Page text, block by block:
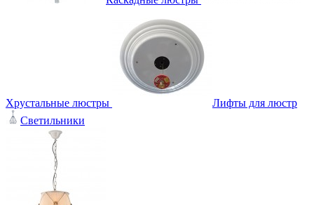
Хрустальные люстры
Лифты для люстр
Светильники